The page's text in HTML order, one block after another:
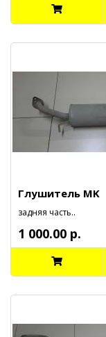
Глушитель MK
задняя часть..
1 000.00 р.